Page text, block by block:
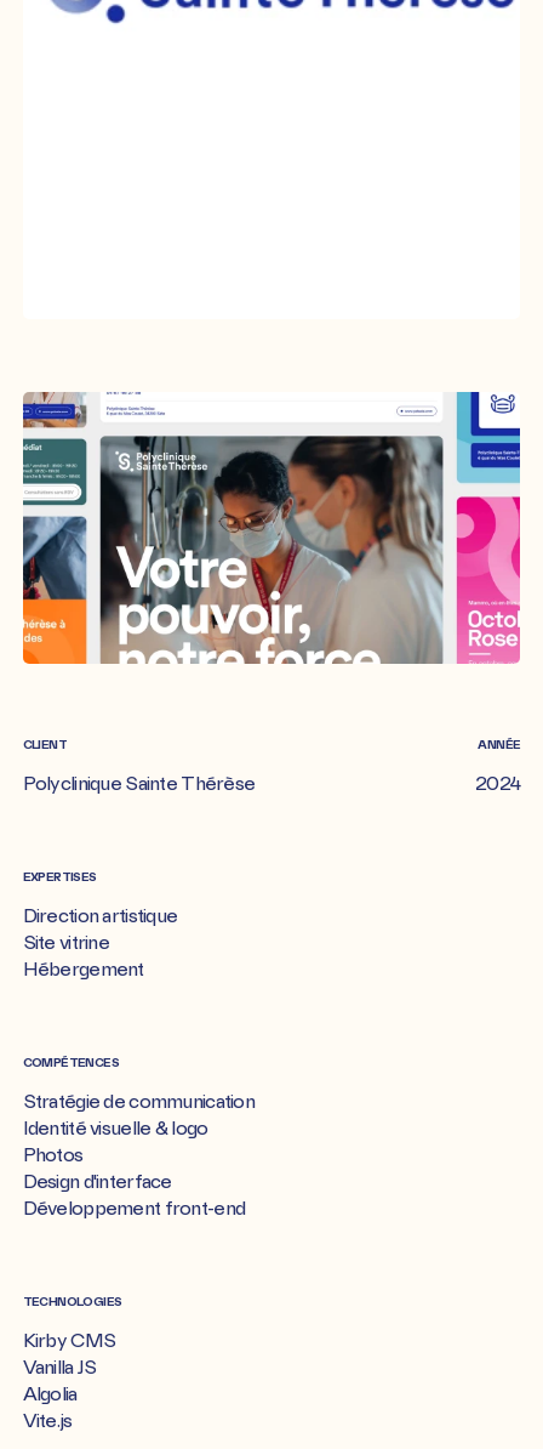
CLIENT
Polyclinique Sainte Thérèse
ANNÉE
2024
EXPERTISES
Direction artistique
Site vitrine
Hébergement
COMPÉTENCES
Stratégie de communication
Identité visuelle & logo
Photos
Design d'interface
Développement front-end
TECHNOLOGIES
Kirby CMS
Vanilla JS
Algolia
Vite.js